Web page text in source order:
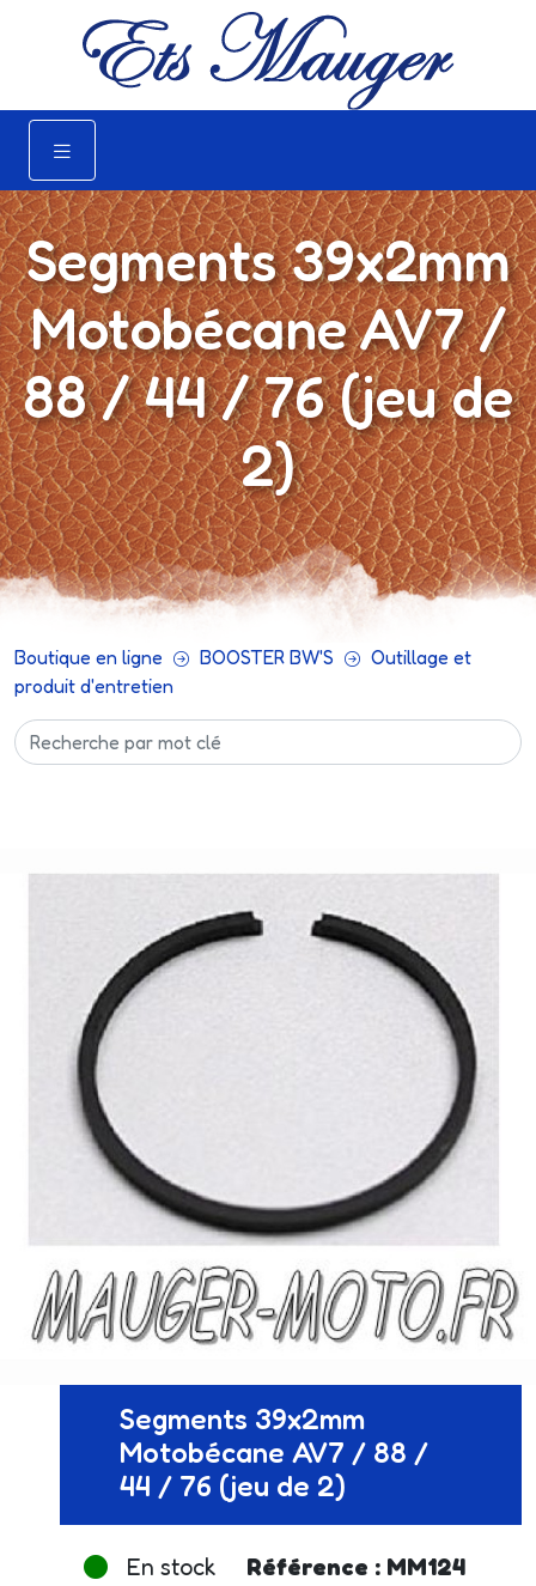
Segments 39x2mm
Motobécane AV7 /
88 / 44 / 76 (jeu de
2)
Boutique en ligne BOOSTER BW'S
Outillage et
produit d'entretien
Segments 39x2mm
Motobécane AV7 / 88 /
44 / 76 (jeu de 2)
En stock Référence : MM124